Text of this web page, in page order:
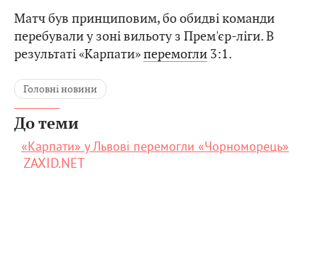
Матч був принциповим, бо обидві команди
перебували у зоні вильоту з Прем'єр-ліги. В
результаті «Карпати»перемогли 3:1.
Головні новини
До теми
«Карпати» у Львові перемогли «Чорноморець»
ZAXID.NET